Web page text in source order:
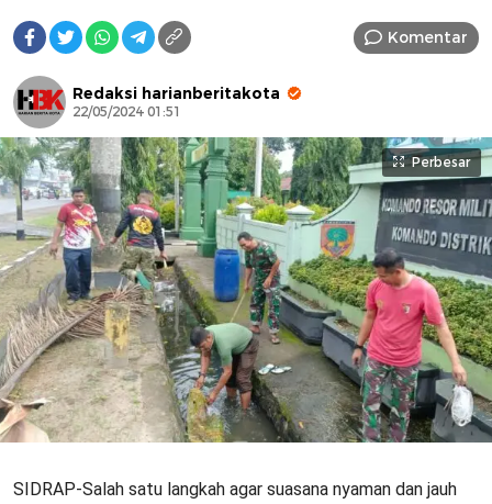
AFN BEAUTY LUXURY Komentar
Redaksi harianberitakota
22/05/2024 01:51
Perbesar
SIDRAP-Salah satu langkah agar suasana nyaman dan jauh